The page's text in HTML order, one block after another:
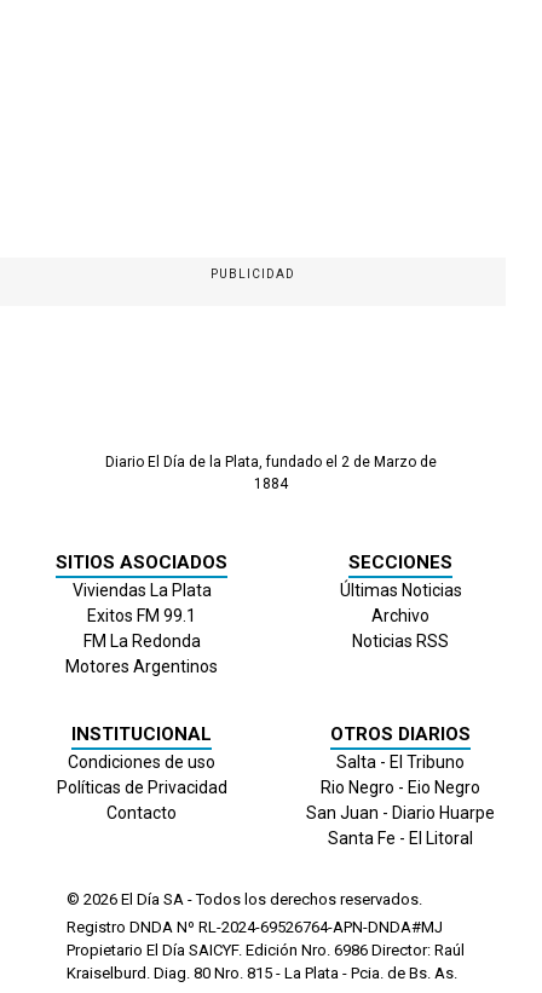
PUBLICIDAD
Diario El Día de la Plata, fundado el 2 de Marzo de
1884
SITIOS ASOCIADOS
Viviendas La Plata
Exitos FM 99.1
FM La Redonda
Motores Argentinos
SECCIONES
Últimas Noticias
Archivo
Noticias RSS
INSTITUCIONAL
Condiciones de uso
Políticas de Privacidad
Contacto
OTROS DIARIOS
Salta - El Tribuno
Rio Negro - Eio Negro
San Juan - Diario Huarpe
Santa Fe - El Litoral
© 2026 El Día SA - Todos los derechos reservados.
Registro DNDA Nº RL-2024-69526764-APN-DNDA#MJ
Propietario El Día SAICYF. Edición Nro. 6986 Director: Raúl
Kraiselburd. Diag. 80 Nro. 815 - La Plata - Pcia. de Bs. As.